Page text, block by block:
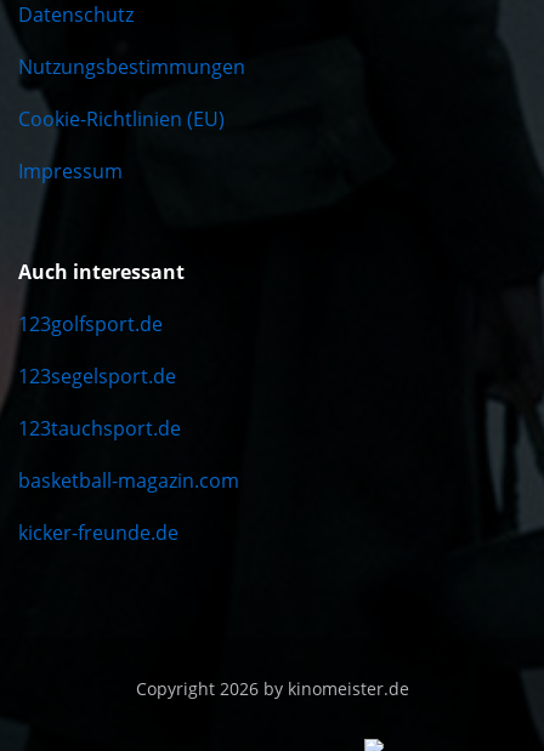
Datenschutz
Nutzungsbestimmungen
Cookie-Richtlinien (EU)
Impressum
Auch interessant
123golfsport.de
123segelsport.de
123tauchsport.de
basketball-magazin.com
kicker-freunde.de
Copyright 2026 by kinomeister.de